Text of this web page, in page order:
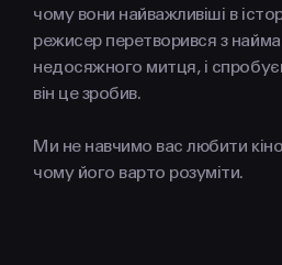
чому вони найважливіші в
режисер перетворився з
недосяжного митця, і
він це зробив.
Ми не навчимо вас любити
чому його варто розуміти.